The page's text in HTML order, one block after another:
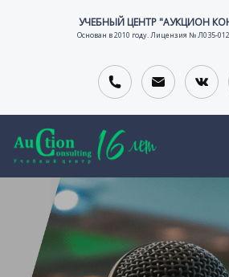
УЧЕБНЫЙ ЦЕНТР "АУКЦИОН
Основан в 2010 году. Лицензия № Л035-
организации
О
Т
З
В
А
К
К
О
Н